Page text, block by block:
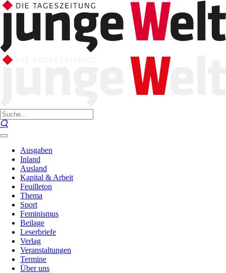
Ausgaben
Inland
Ausland
Kapital & Arbeit
Feuilleton
Thema
Sport
Feminismus
Beilage
Leserbriefe
Verlag
Veranstaltungen
Termine
Über uns